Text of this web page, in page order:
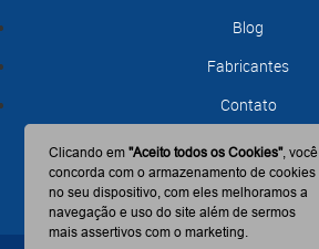
Blog
Fabricantes
Contato
Clicando em"Aceito todos os Cookies", você
concorda com o armazenamento de cookies
no seu dispositivo, com eles melhoramos a
navegação e uso do site além de sermos
mais assertivos com o marketing.